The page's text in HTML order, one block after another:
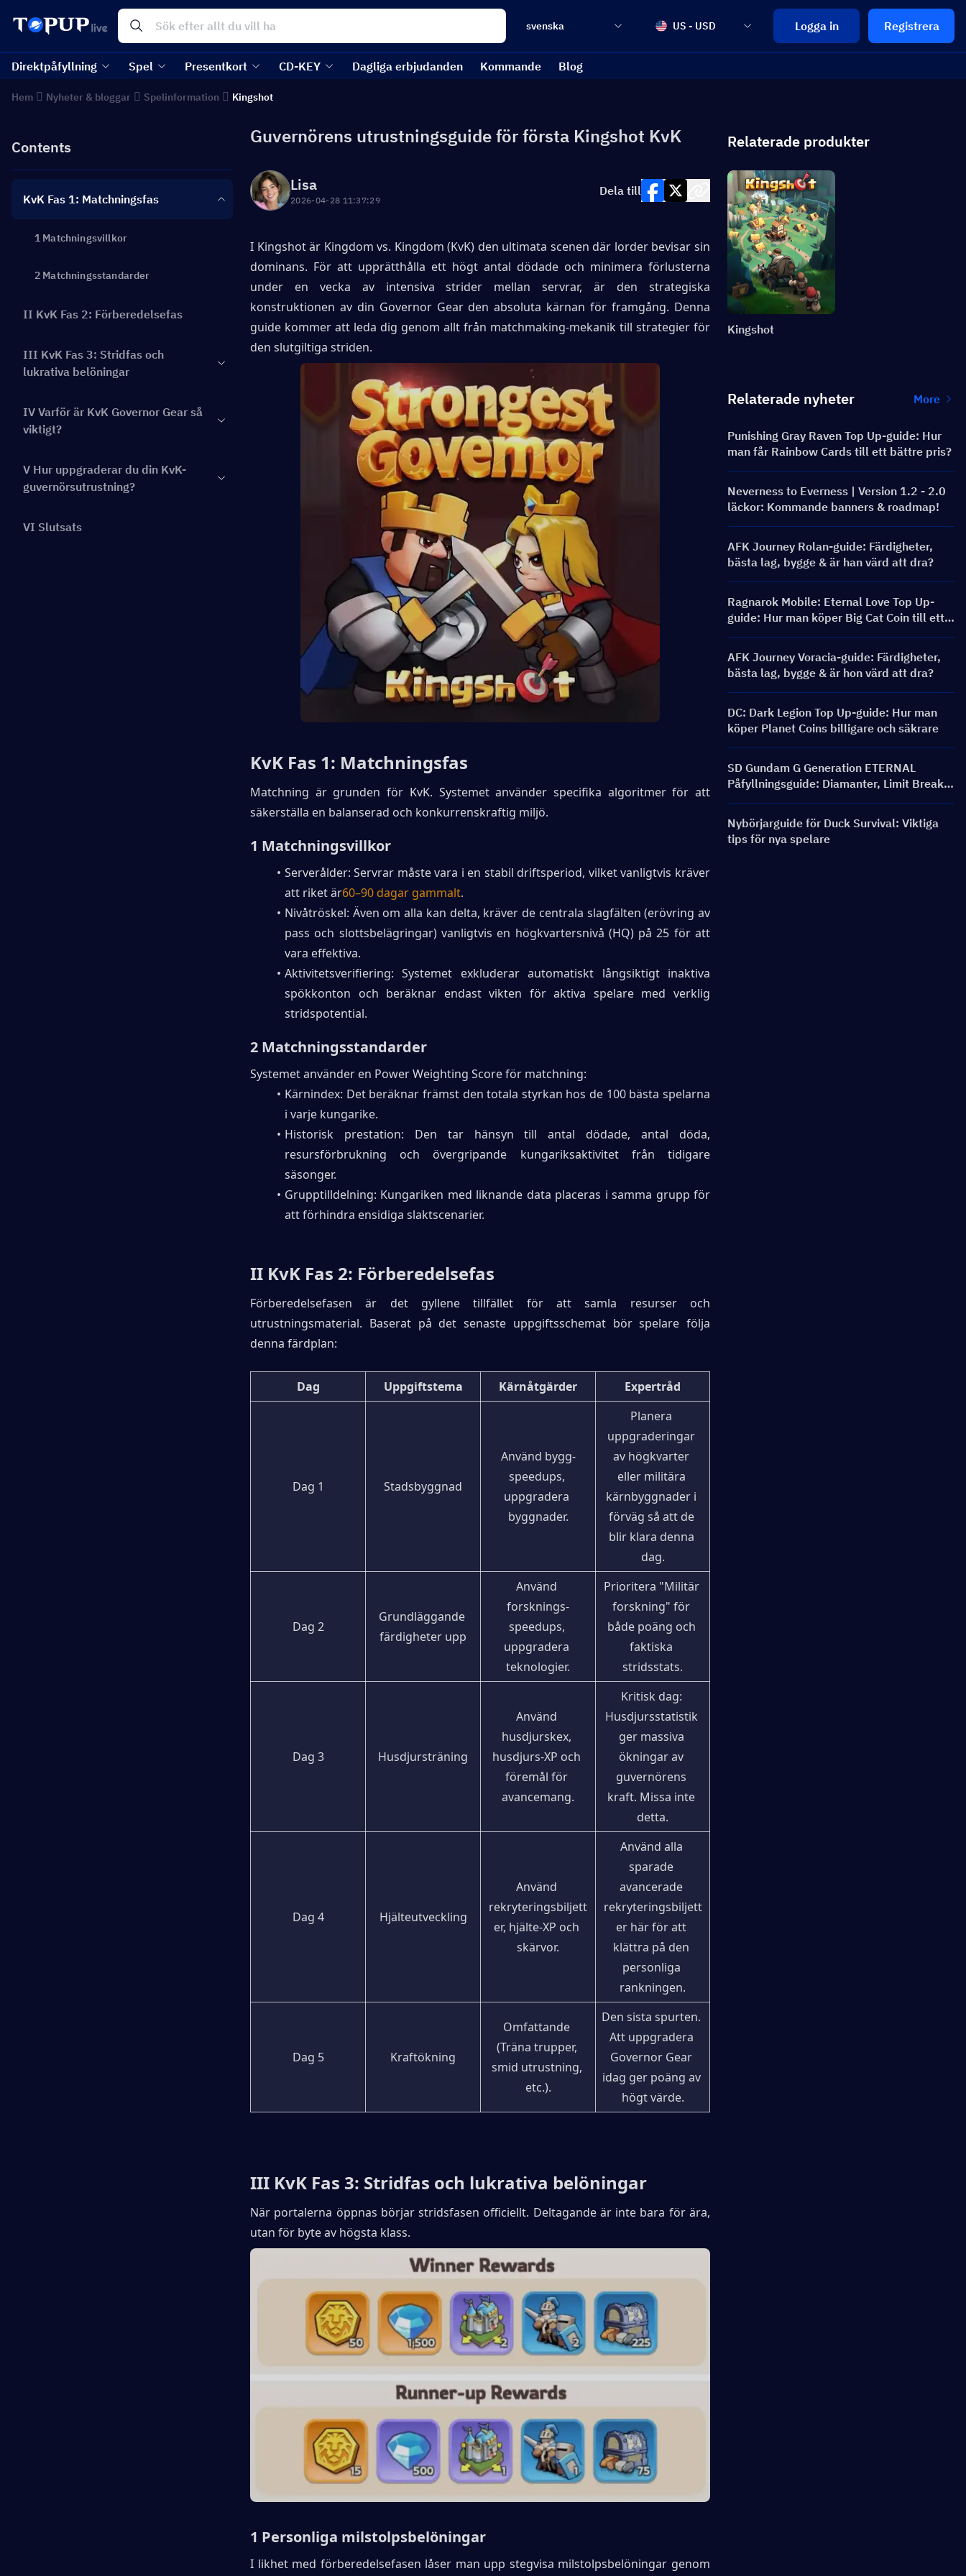
svenska US - USD Logga in Registrera
Direktpåfyllning Spel Presentkort CD-KEY Dagliga erbjudanden Kommande Blog
Hem Nyheter & bloggar Spelinformation Kingshot
Contents
KvK Fas 1: Matchningsfas
1 Matchningsvillkor
2 Matchningsstandarder
II KvK Fas 2: Förberedelsefas
III KvK Fas 3: Stridfas och
lukrativa belöningar
IV Varför är KvK Governor Gear så
viktigt?
V Hur uppgraderar du din KvK-
guvernörsutrustning?
VI Slutsats
Guvernörens utrustningsguide för första Kingshot KvK
Lisa
2026-04-28 11:37:29
Dela till
I Kingshot är Kingdom vs. Kingdom (KvK) den ultimata scenen där lorder bevisar sin
dominans. För att upprätthålla ett högt antal dödade och minimera förlusterna
under en vecka av intensiva strider mellan servrar, är den strategiska
konstruktionen av din Governor Gear den absoluta kärnan för framgång. Denna
guide kommer att leda dig genom allt från matchmaking-mekanik till strategier för
den slutgiltiga striden.
KvK Fas 1: Matchningsfas
Matchning är grunden för KvK. Systemet använder specifika algoritmer för att
säkerställa en balanserad och konkurrenskraftig miljö.
1 Matchningsvillkor
Serverålder: Servrar måste vara i en stabil driftsperiod, vilket vanligtvis kräver
att riket är60–90 dagar gammalt.
Nivåtröskel: Även om alla kan delta, kräver de centrala slagfälten (erövring av
pass och slottsbelägringar) vanligtvis en högkvartersnivå (HQ) på 25 för att
vara effektiva.
Aktivitetsverifiering: Systemet exkluderar automatiskt långsiktigt inaktiva
spökkonton och beräknar endast vikten för aktiva spelare med verklig
stridspotential.
2 Matchningsstandarder
Systemet använder en Power Weighting Score för matchning:
Kärnindex: Det beräknar främst den totala styrkan hos de 100 bästa spelarna
i varje kungarike.
Historisk prestation: Den tar hänsyn till antal dödade, antal döda,
resursförbrukning och övergripande kungariksaktivitet från tidigare
säsonger.
Grupptilldelning: Kungariken med liknande data placeras i samma grupp för
att förhindra ensidiga slaktscenarier.
II KvK Fas 2: Förberedelsefas
Förberedelsefasen är det gyllene tillfället för att samla resurser och
utrustningsmaterial. Baserat på det senaste uppgiftsschemat bör spelare följa
denna färdplan:
Dag Uppgiftstema Kärnåtgärder Expertråd
Dag 1 Stadsbyggnad
Använd bygg-
speedups,
uppgradera
byggnader.
Planera
uppgraderingar
av högkvarter
eller militära
kärnbyggnader i
förväg så att de
blir klara denna
dag.
Dag 2
Grundläggande
färdigheter upp
Använd
forsknings-
speedups,
uppgradera
teknologier.
Prioritera "Militär
forskning" för
både poäng och
faktiska
stridsstats.
Dag 3 Husdjursträning
Använd
husdjurskex,
husdjurs-XP och
föremål för
avancemang.
Kritisk dag:
Husdjursstatistik
ger massiva
ökningar av
guvernörens
kraft. Missa inte
detta.
Dag 4 Hjälteutveckling
Använd
rekryteringsbiljett
er, hjälte-XP och
skärvor.
Använd alla
sparade
avancerade
rekryteringsbiljett
er här för att
klättra på den
personliga
rankningen.
Dag 5 Kraftökning
Omfattande
(Träna trupper,
smid utrustning,
etc.).
Den sista spurten.
Att uppgradera
Governor Gear
idag ger poäng av
högt värde.
III KvK Fas 3: Stridfas och lukrativa belöningar
När portalerna öppnas börjar stridsfasen officiellt. Deltagande är inte bara för ära,
utan för byte av högsta klass.
1 Personliga milstolpsbelöningar
I likhet med förberedelsefasen låser man upp stegvisa milstolpsbelöningar genom
Relaterade produkter
Kingshot
Relaterade nyheter More
Punishing Gray Raven Top Up-guide: Hur
man får Rainbow Cards till ett bättre pris?
Neverness to Everness | Version 1.2 - 2.0
läckor: Kommande banners & roadmap!
AFK Journey Rolan-guide: Färdigheter,
bästa lag, bygge & är han värd att dra?
Ragnarok Mobile: Eternal Love Top Up-
guide: Hur man köper Big Cat Coin till ett
bättre pris?
AFK Journey Voracia-guide: Färdigheter,
bästa lag, bygge & är hon värd att dra?
DC: Dark Legion Top Up-guide: Hur man
köper Planet Coins billigare och säkrare
SD Gundam G Generation ETERNAL
Påfyllningsguide: Diamanter, Limit Break-
paket, Priser och Laddningsmetoder
Nybörjarguide för Duck Survival: Viktiga
tips för nya spelare